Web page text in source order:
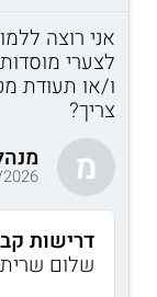
לצערי
ו/או תעודת
צריך?
מ
דרישות
שלום